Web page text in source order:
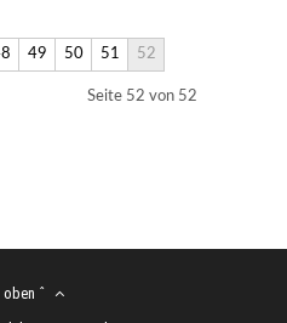
49 50 51 52
Seite 52 von 52
ˆ